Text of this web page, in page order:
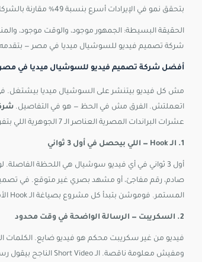
بتحقق نمو في الإيرادات أسرع بنسبة 49% مقارنة بالشركات اللي مش بتستخدمه. الأرقام بتحكي.
الحقيقة البسيطة: الجمهور موجود، والوقت موجود،
شركة تصميم فيديو للسوشيال ميديا في مصر — بتقدمه لكل
أفضل شركة تصميم فيديو للسوشيال ميديا في مصر | إيه العناصر الـ 7 اللي بتفرق بين فيديو
مش كل فيديو بيتنشر على السوشيال ميديا بيشتغل.
اتعملتش. الفرق مش في الحظ — هو في التفاصيل.
عشرات البراندات المصرية العناصر الـ 7 الجوهرية اللي بتفرق بين فيديو بيشتغل وفيديو بيتجاهله الجمهور.
1. الـ Hook — اللي بيحصل في أول 3 ثواني
المستمر. فوموشن بتبدأ كل مشروع بصياغة الـ Hook الأمثل قبل أي خطوة تانية.
2. السكريبت — الرسالة الواضحة في وقت محدود
فيديو من غير سكريبت محكم هو فيديو ضايع. الكلمات
ومفيش معلومة ناقصة. الـ Short Video الناجح بيقول رسالته كاملة في 30 ثانية أو أقل، من غير ما المشاهد يحس إنه اتضغط عليه.